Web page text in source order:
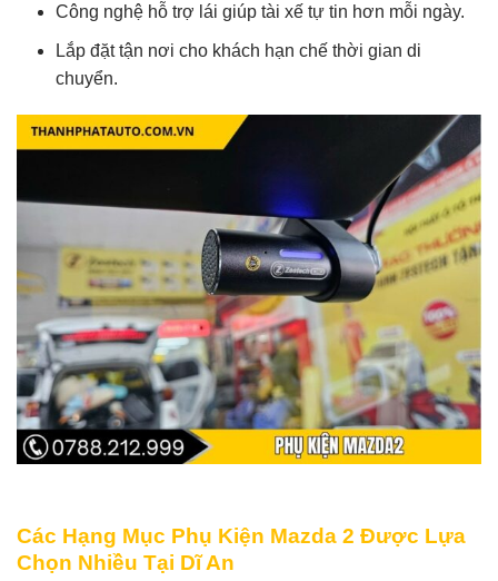
Công nghệ hỗ trợ lái giúp tài xế tự tin hơn mỗi ngày.
Lắp đặt tận nơi cho khách hạn chế thời gian di
chuyển.
Các Hạng Mục Phụ Kiện Mazda 2 Được Lựa
Chọn Nhiều Tại Dĩ An